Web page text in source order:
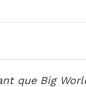
que Big